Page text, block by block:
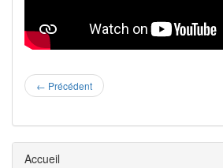
← Précédent
Accueil